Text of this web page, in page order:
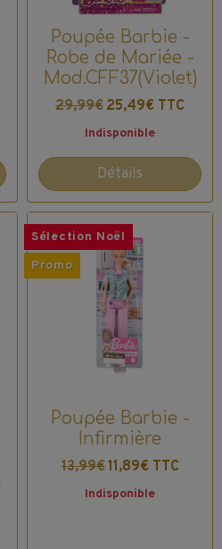
Poupée Barbie -
Robe de Mariée -
Mod.CFF37(Violet)
29,99€ 25,49€ TTC
Indisponible
Détails
Sélection Noël
Promo
Poupée Barbie -
Infirmière
13,99€11,89€ TTC
Indisponible